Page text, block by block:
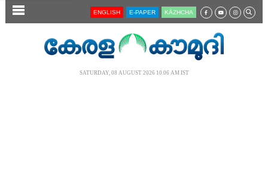
SECTIONS ENGLISH E-PAPER KĀZHCHA
SATURDAY, 08 AUGUST 2026 10.06 AM IST